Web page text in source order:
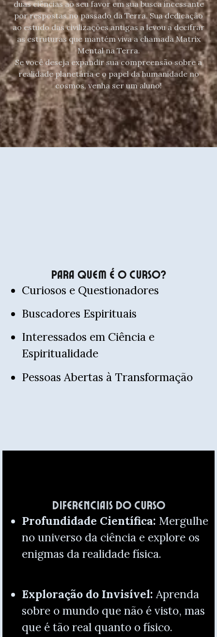
duas ciências ao seu favor em sua busca incessante
por respostas no passado da Terra. Sua dedicação
ao estudo das civilizações antigas a levou a decifrar
as estruturas que mantém viva a chamada Matrix
Mental na Terra.
Se você deseja expandir sua compreensão sobre a
realidade planetária e o papel da humanidade no
cosmos, venha ser um aluno!
Para Quem é O Curso?
Curiosos e Questionadores
Buscadores Espirituais
Interessados em Ciência e
Espiritualidade
Pessoas Abertas à Transformação
Diferenciais do Curso
Profundidade Científica: Mergulhe
no universo da ciência e explore os
enigmas da realidade física.
Exploração do Invisível: Aprenda
sobre o mundo que não é visto, mas
que é tão real quanto o físico.